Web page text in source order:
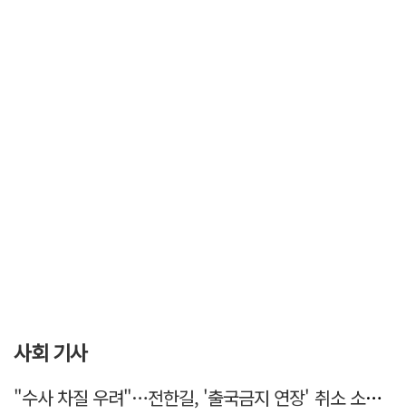
사회 기사
"수사 차질 우려"…전한길, '출국금지 연장' 취소 소송 패소